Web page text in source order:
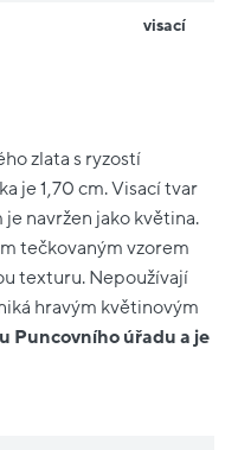
zlata s ryzostí
je 1,70 cm. Visací tvar
navržen jako květina.
tečkovaným vzorem
texturu. Nepoužívají
hravým květinovým
Puncovního úřadu a je
visací